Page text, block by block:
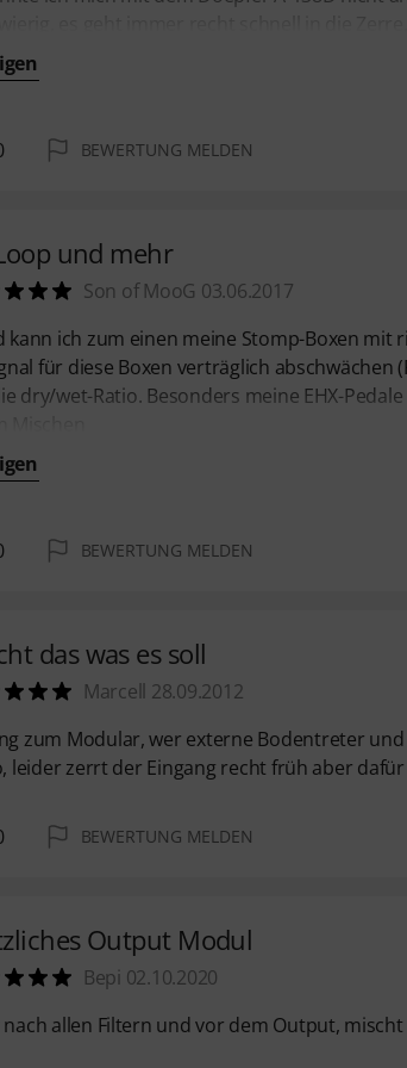
BEWERTUNG MELDEN
und mehr
Son of MooG 03.06.2017
kann ich zum einen meine Stomp-Boxen
für diese Boxen verträglich abschwächen
dry/wet-Ratio. Besonders meine EHX-
BEWERTUNG MELDEN
das was es soll
Marcell 28.09.2012
zum Modular, wer externe Bodentreter
leider zerrt der Eingang recht früh aber
BEWERTUNG MELDEN
Output Modul
Bepi 02.10.2020
allen Filtern und vor dem Output,